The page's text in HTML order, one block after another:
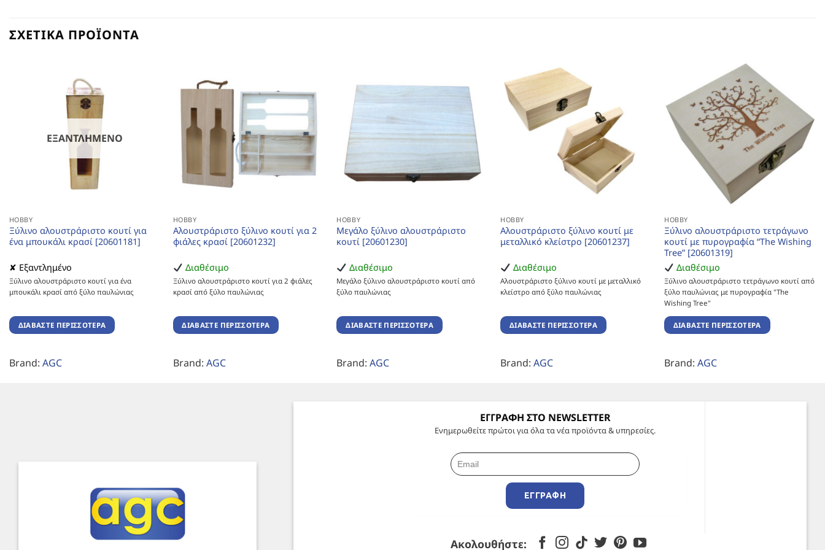
ΣΧΕΤΙΚΆ ΠΡΟΪΌΝΤΑ
ΕΞΑΝΤΛΗΜΈΝΟ
HOBBY
Ξύλινο αλουστράριστο κουτί για
ένα μπουκάλι κρασί [20601181]
✘ Εξαντλημένο
Ξύλινο αλουστράριστο κουτί για ένα
μπουκάλι κρασί από ξύλο παυλώνιας
ΔΙΑΒΆΣΤΕ ΠΕΡΙΣΣΌΤΕΡΑ
Brand: AGC
HOBBY
Αλουστράριστο ξύλινο κουτί για 2
φιάλες κρασί [20601232]
Διαθέσιμο
Ξύλινο αλουστράριστο κουτί για 2 φιάλες
κρασί από ξύλο παυλώνιας
ΔΙΑΒΆΣΤΕ ΠΕΡΙΣΣΌΤΕΡΑ
Brand: AGC
HOBBY
Μεγάλο ξύλινο αλουστράριστο
κουτί [20601230]
Διαθέσιμο
Μεγάλο ξύλινο αλουστράριστο κουτί από
ξύλο παυλώνιας
ΔΙΑΒΆΣΤΕ ΠΕΡΙΣΣΌΤΕΡΑ
Brand:AGC
HOBBY
Αλουστράριστο ξύλινο κουτί με
μεταλλικό κλείστρο [20601237]
Διαθέσιμο
Αλουστράριστο ξύλινο κουτί με μεταλλικό
κλείστρο από ξύλο παυλώνιας
ΔΙΑΒΆΣΤΕ ΠΕΡΙΣΣΌΤΕΡΑ
Brand:AGC
HOBBY
Ξύλινο αλουστράριστο τετράγωνο
κουτί με πυρογραφία “The Wishing
Tree” [20601319]
Διαθέσιμο
Ξύλινο αλουστράριστο τετράγωνο κουτί από
ξύλο παυλώνιας με πυρογραφία "The
Wishing Tree"
ΔΙΑΒΆΣΤΕ ΠΕΡΙΣΣΌΤΕΡΑ
Brand: AGC
ΕΓΓΡΑΦΗ ΣΤΟ NEWSLETTER
Ενημερωθείτε πρώτοι για όλα τα νέα προϊόντα & υπηρεσίες.
ΕΓΓΡΑΦΉ
Ακολουθήστε: